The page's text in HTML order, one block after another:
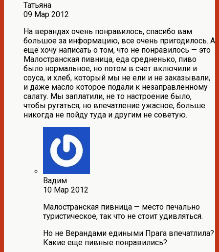
Татьяна
09 Мар 2012
На верандах очень понравилось, спасибо вам
большое за информацию, все очень пригодилось. А
еще хочу написать о том, что не понравилось — это
Малостранская пивница, еда средненько, пиво
было нормальное, но потом в счет включили и
соуса, и хлеб, который мы не ели и не заказывали,
и даже масло которое подали к незаправленному
салату. Мы заплатили, не то настроение было,
чтобы ругаться, но впечатление ужасное, больше
никогда не пойду туда и другим не советую.
Вадим
10 Мар 2012
Малостранская пивница — место печально
туристическое, так что не стоит удивляться.
Но не Верандами едиными Прага впечатлила?
Какие еще пивные понравились?